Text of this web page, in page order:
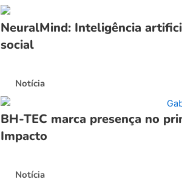
NeuralMind: Inteligência
social
Notícia
BH-TEC marca presença no
Impacto
Notícia